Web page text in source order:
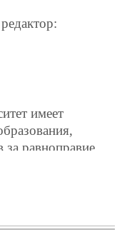
имеет
равноправие
еще в
еще ранее
и